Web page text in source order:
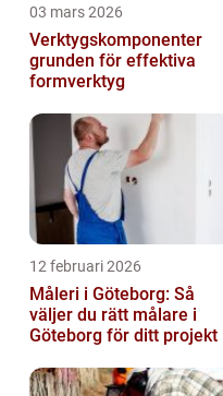
03 mars 2026
Verktygskomponenter
grunden för effektiva
formverktyg
12 februari 2026
Måleri i Göteborg: Så
väljer du rätt målare i
Göteborg för ditt projekt